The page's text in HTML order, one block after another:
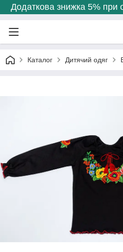
Додаткова знижка 5% при
Каталог Дитячий одяг